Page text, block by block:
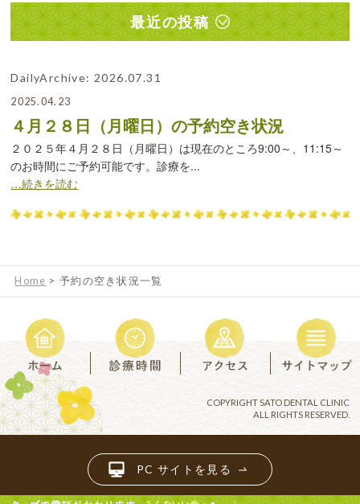
最近の投稿
DailyArchive:2026.07.31
2025.04.23
４月２８日（月曜日）の予約空き状況
２０２５年４月２８日（月曜日）は現在のところ9:00～、11:15～
のお時間にご予約可能です。診療を...
…続きを読む
Home > 予約の空き状況一覧
COPYRIGHT SATO DENTAL CLINIC
ALL RIGHTS RESERVED.
PC サイトを見る